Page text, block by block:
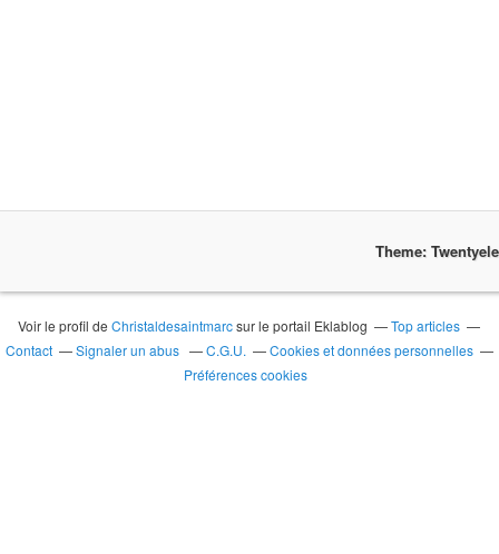
Theme:
Voir le profil deChristaldesaintmarcsur le portail Eklablog
Top articles
Contact
Signaler un abus C.G.U.
Cookies et données personnelles
Préférences cookies